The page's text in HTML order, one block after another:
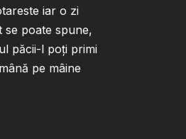
iar o zi
se poate spune,
păcii-l poți primi
pe mâine